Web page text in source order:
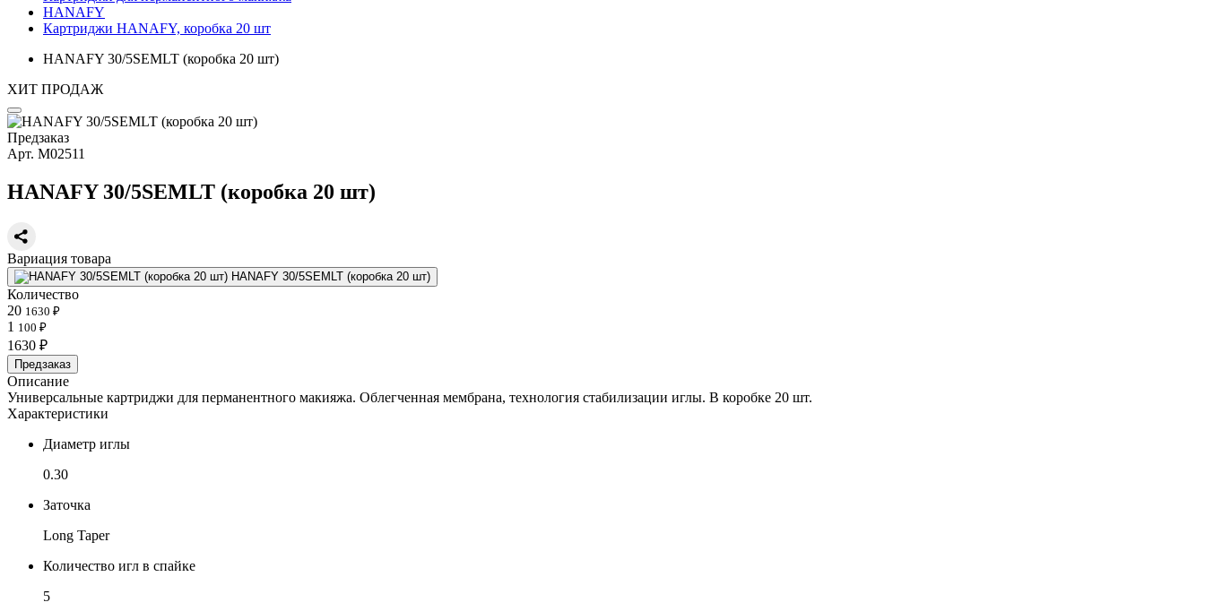
HANAFY
Картриджи HANAFY, коробка 20 шт
HANAFY 30/5SEMLT (коробка 20 шт)
ХИТ ПРОДАЖ
Предзаказ
Арт. М02511
HANAFY 30/5SEMLT (коробка 20 шт)
Вариация товара
HANAFY 30/5SEMLT (коробка 20 шт)
Количество
20 1630 ₽
1 100 ₽
1630 ₽
Предзаказ
Описание
Универсальные картриджи для перманентного макияжа. Облегченная мембрана, технология стабилизации иглы. В коробке 20 шт.
Характеристики
Диаметр иглы
0.30
Заточка
Long Taper
Количество игл в спайке
5